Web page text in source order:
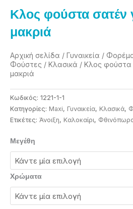
Κλος φούστα σατέν
μακριά
Αρχική σελίδα / Γυναικεία /
Φούστες / Κλασικά / Κλος φούστα
μακριά
Κωδικός: 1221-1-1
Κατηγορίες: Maxi, Γυναικεία, Κλασικά,
Ετικέτες: Άνοιξη, Καλοκαίρι,
Μεγέθη
Χρώματα
Κλος
φούστα
σατέν
γυναικεία
ποσότητα